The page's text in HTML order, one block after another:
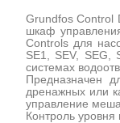
Grundfos Control
шкаф
Controls для
SE1, SEV, SEG,
системах
Предназначен
дренажных или
управление
Контроль